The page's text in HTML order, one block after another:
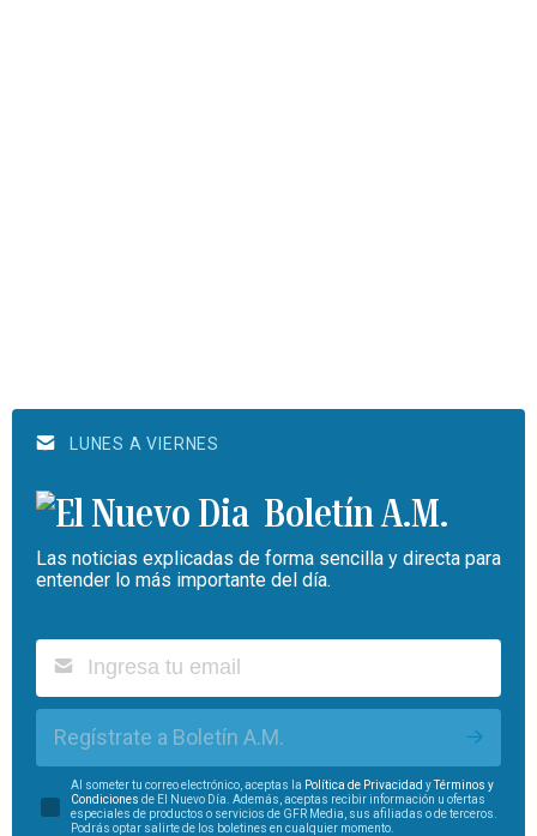
LUNES A VIERNES
Boletín A.M.
Las noticias explicadas de forma sencilla y directa para
entender lo más importante del día.
Regístrate a Boletín A.M.
Al someter tu correo electrónico, aceptas la Política de Privacidad yTérminos y
Condiciones de El Nuevo Día. Además, aceptas recibir información u ofertas
especiales de productos o servicios de GFR Media, sus afiliadas o de terceros.
Podrás optar salirte de los boletines en cualquier momento.